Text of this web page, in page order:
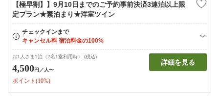
【極早割】】9月10日までのご予約事前決済3連泊以上限
定プラン★素泊まり★洋室ツイン
お1人さま1泊（2名1室利用時） (税込)
4,500円 ／人〜
ポイント(10%)
詳細を見る